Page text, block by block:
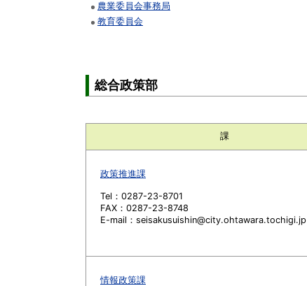
農業委員会事務局
教育委員会
総合政策部
課
政策推進課
Tel：0287-23-8701
FAX：0287-23-8748
E-mail：seisakusuishin@city.ohtawara.tochigi.jp
情報政策課